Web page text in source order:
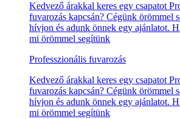
Kedvező árakkal keres egy csapatot
fuvarozás kapcsán? Cégünk örömmel
hívjon és adunk önnek egy ajánlatot.
mi örömmel segítünk
Professzionális fuvarozás
Kedvező árakkal keres egy csapatot
fuvarozás kapcsán? Cégünk örömmel
hívjon és adunk önnek egy ajánlatot.
mi örömmel segítünk